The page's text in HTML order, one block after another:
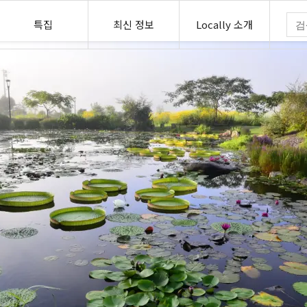
특집 최신 정보 Locally 소개